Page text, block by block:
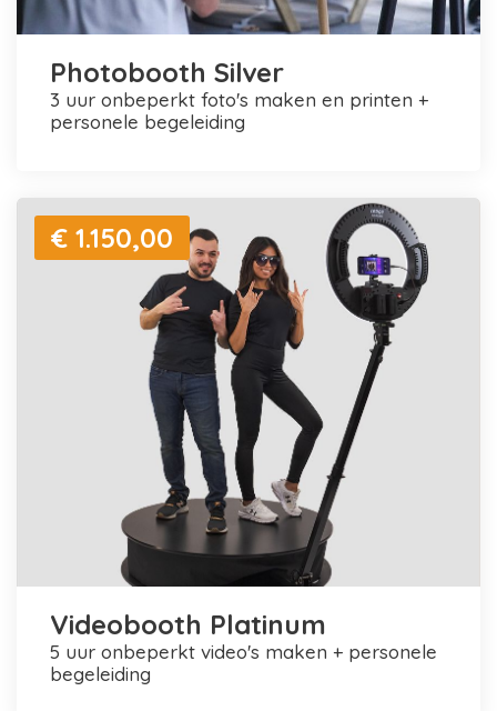
Photobooth Silver
3 uur onbeperkt foto's maken en printen +
personele begeleiding
€ 1.150,00
Videobooth Platinum
5 uur onbeperkt video's maken + personele
begeleiding